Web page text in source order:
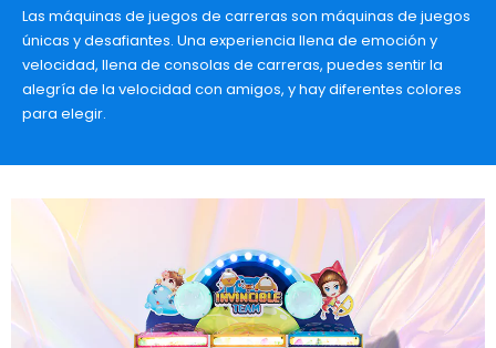
Las máquinas de juegos de carreras son máquinas de juegos
únicas y desafiantes. Una experiencia llena de emoción y
velocidad, llena de consolas de carreras, puedes sentir la
alegría de la velocidad con amigos, y hay diferentes colores
para elegir.